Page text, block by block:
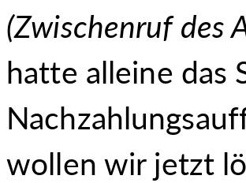
(Zwischenruf des
hatte alleine das
wollen wir jetzt